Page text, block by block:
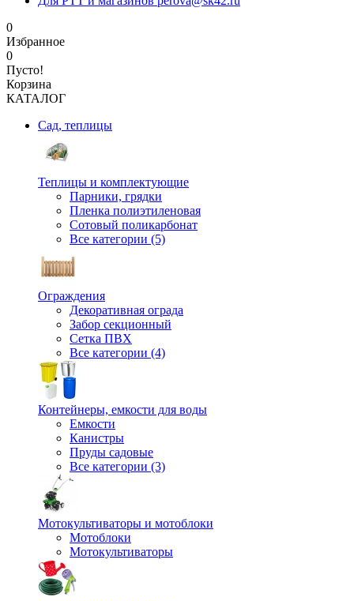
0
Избранное
0
Пусто!
Корзина
КАТАЛОГ
Сад, теплицы
Теплицы и комплектующие
Парники, грядки
Пленка полиэтиленовая
Сотовый поликарбонат
Все категории (5)
Ограждения
Декоративная ограда
Забор секционный
Сетка ПВХ
Все категории (4)
Контейнеры, емкости для воды
Емкости
Канистры
Пруды садовые
Все категории (3)
Мотокультиваторы и мотоблоки
Мотоблоки
Мотокультиваторы